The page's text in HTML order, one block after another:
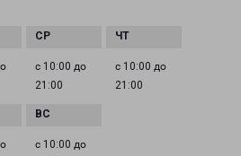
с 10:00 до
21:00
с 10:00 до
21:00
с 10:00 до